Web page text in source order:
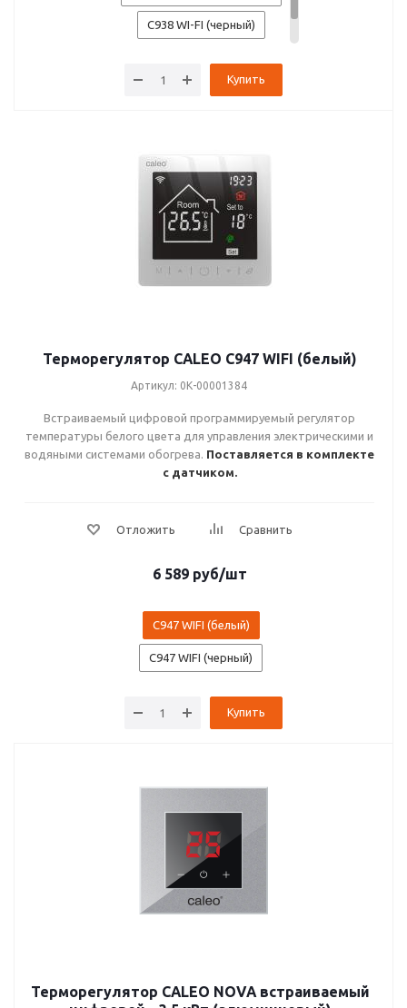
C938 WI-FI (черный)
Купить
Терморегулятор CALEO C947 WIFI (белый)
Артикул: 0К-00001384
Встраиваемый цифровой программируемый регулятор
температуры белого цвета для управления электрическими и
водяными системами обогрева. Поставляется в комплекте
с датчиком.
6 589 руб/шт
C947 WIFI (белый)
C947 WIFI (черный)
Купить
Терморегулятор CALEO NOVA встраиваемый